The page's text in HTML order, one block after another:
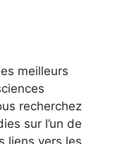
meilleurs
recherchez
sur l’un de
liens vers les